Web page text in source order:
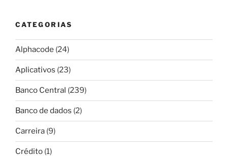
CATEGORIAS
Alphacode (24)
Aplicativos (23)
Banco Central (239)
Banco de dados (2)
Carreira (9)
Crédito (1)